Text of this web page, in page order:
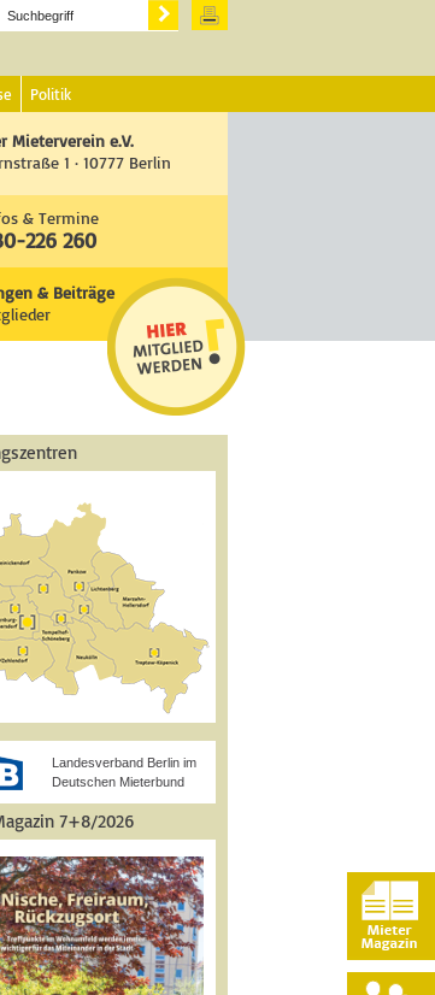
Politik
Mieterverein e.V.
1 · 10777 Berlin
& Termine
226 260
& Beiträge
Landesverband Berlin im
Deutschen Mieterbund
7+8/2026